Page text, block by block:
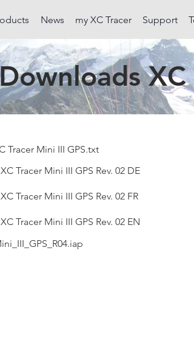
News my XC Tracer Support
Tracer Mini III GPS.txt
Tracer Mini III GPS Rev. 02 DE
Tracer Mini III GPS Rev. 02 FR
Tracer Mini III GPS Rev. 02 EN